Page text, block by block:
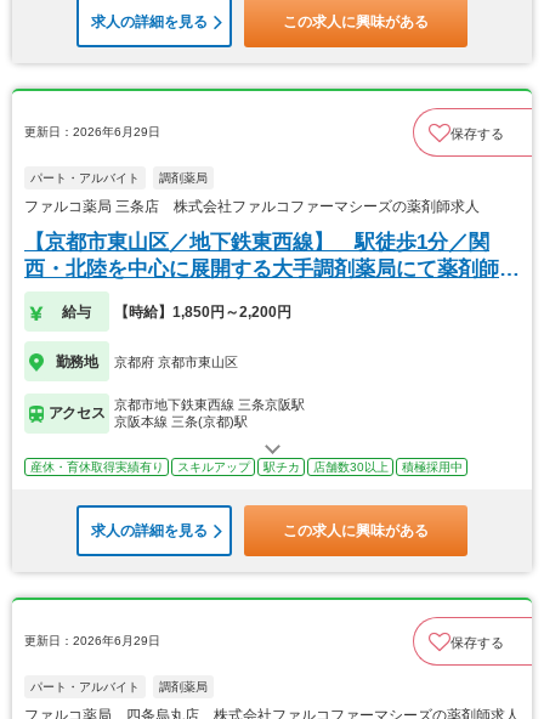
求人の詳細を見る この求人に興味がある
更新日：2026年6月29日 保存する
パート・アルバイト 調剤薬局
ファルコ薬局 三条店 株式会社ファルコファーマシーズの薬剤師求人
【京都市東山区／地下鉄東西線】 駅徒歩1分／関
西・北陸を中心に展開する大手調剤薬局にて薬剤師の
募集
給与 【時給】1,850円～2,200円
勤務地 京都府 京都市東山区
アクセス
京都市地下鉄東西線 三条京阪駅
京阪本線 三条(京都)駅
産休・育休取得実績有り スキルアップ 駅チカ 店舗数30以上 積極採用中
求人の詳細を見る この求人に興味がある
更新日：2026年6月29日 保存する
パート・アルバイト 調剤薬局